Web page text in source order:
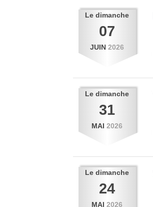
Ledimanche
07
JUIN 2026
Ledimanche
31
MAI 2026
Ledimanche
24
MAI 2026